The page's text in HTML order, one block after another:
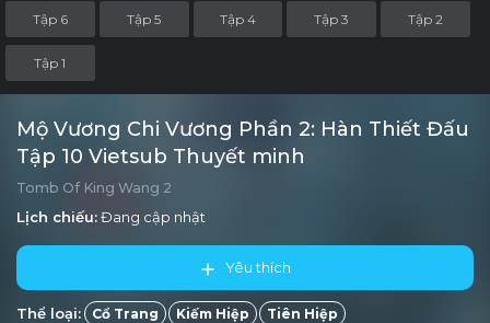
Tập 6 Tập 5 Tập 4 Tập 3 Tập 2
Tập 1
Mộ Vương Chi Vương Phần 2: Hàn Thiết Đấu
Tập 10 Vietsub Thuyết minh
Tomb Of King Wang 2
Lịch chiếu:Đang cập nhật
Yêu thích
Thể loại: Cổ Trang Kiếm Hiệp Tiên Hiệp